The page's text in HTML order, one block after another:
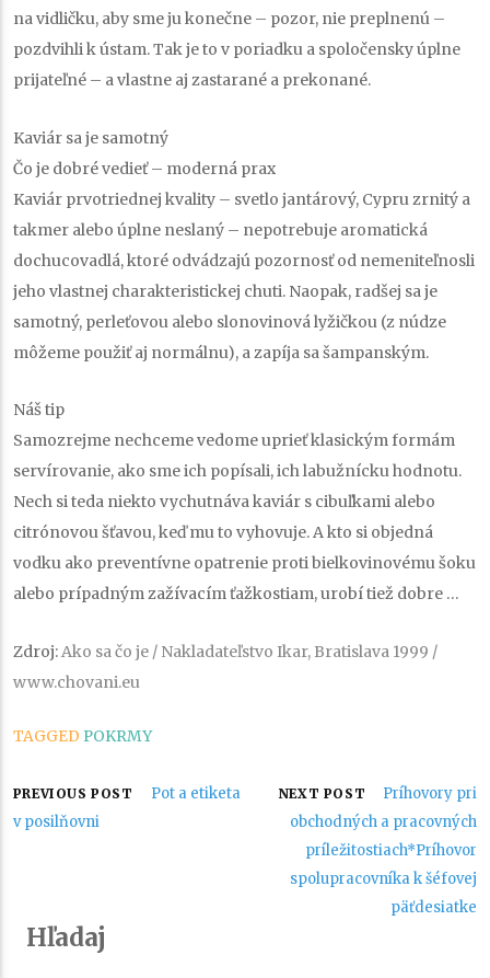
na vidličku, aby sme ju konečne – pozor, nie preplnenú –
pozdvihli k ústam. Tak je to v poriadku a spoločensky úplne
prijateľné – a vlastne aj zastarané a prekonané.
Kaviár sa je samotný
Čo je dobré vedieť – moderná prax
Kaviár prvotriednej kvality – svetlo jantárový, Cypru zrnitý a
takmer alebo úplne neslaný – nepotrebuje aromatická
dochucovadlá, ktoré odvádzajú pozornosť od nemeniteľnosli
jeho vlastnej charakteristickej chuti. Naopak, radšej sa je
samotný, perleťovou alebo slonovinová lyžičkou (z núdze
môžeme použiť aj normálnu), a zapíja sa šampanským.
Náš tip
Samozrejme nechceme vedome uprieť klasickým formám
servírovanie, ako sme ich popísali, ich labužnícku hodnotu.
Nech si teda niekto vychutnáva kaviár s cibuľkami alebo
citrónovou šťavou, keď mu to vyhovuje. A kto si objedná
vodku ako preventívne opatrenie proti bielkovinovému šoku
alebo prípadným zažívacím ťažkostiam, urobí tiež dobre …
Zdroj:Ako sa čo je / Nakladateľstvo Ikar, Bratislava 1999 /
www.chovani.eu
TAGGED POKRMY
Navigácia
článku
PREVIOUS POST
Pot a etiketa
v posilňovni
NEXT POST
Príhovory pri
obchodných a pracovných
príležitostiach*Príhovor
spolupracovníka k šéfovej
päťdesiatke
Hľadaj